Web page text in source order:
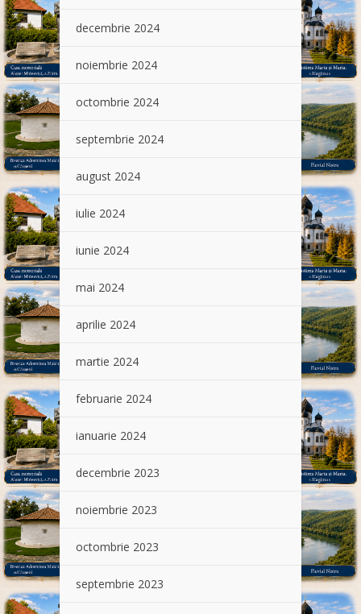
decembrie 2024
noiembrie 2024
octombrie 2024
septembrie 2024
august 2024
iulie 2024
iunie 2024
mai 2024
aprilie 2024
martie 2024
februarie 2024
ianuarie 2024
decembrie 2023
noiembrie 2023
octombrie 2023
septembrie 2023